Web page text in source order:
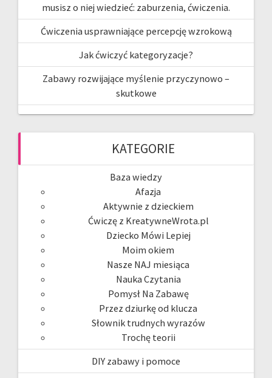
musisz o niej wiedzieć: zaburzenia, ćwiczenia.
Ćwiczenia usprawniające percepcję wzrokową
Jak ćwiczyć kategoryzacje?
Zabawy rozwijające myślenie przyczynowo –
skutkowe
KATEGORIE
Baza wiedzy
Afazja
Aktywnie z dzieckiem
Ćwiczę z KreatywneWrota.pl
Dziecko Mówi Lepiej
Moim okiem
Nasze NAJ miesiąca
Nauka Czytania
Pomysł Na Zabawę
Przez dziurkę od klucza
Słownik trudnych wyrazów
Trochę teorii
DIY zabawy i pomoce